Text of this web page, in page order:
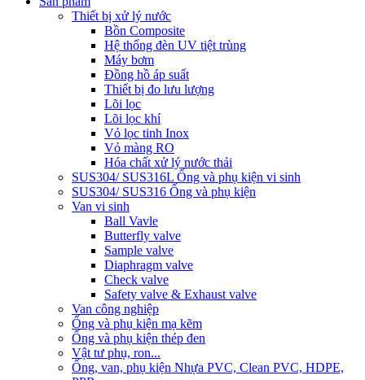
Thiết bị xử lý nước
Bồn Composite
Hệ thống đèn UV tiệt trùng
Máy bơm
Đồng hồ áp suất
Thiết bị đo lưu lượng
Lõi lọc
Lõi lọc khí
Vỏ lọc tinh Inox
Vỏ màng RO
Hóa chất xử lý nước thải
SUS304/ SUS316L Ống và phụ kiện vi sinh
SUS304/ SUS316 Ống và phụ kiện
Van vi sinh
Ball Vavle
Butterfly valve
Sample valve
Diaphragm valve
Check valve
Safety valve & Exhaust valve
Van công nghiệp
Ống và phụ kiện mạ kẽm
Ống và phụ kiện thép đen
Vật tư phụ, ron...
Ống, van, phụ kiện Nhựa PVC, Clean PVC, HDPE,